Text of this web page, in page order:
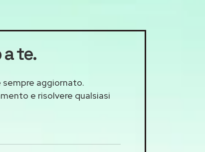
a te.
sempre aggiornato.
e risolvere qualsiasi